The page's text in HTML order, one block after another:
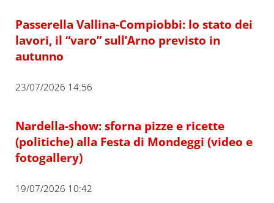
Passerella Vallina-Compiobbi: lo stato dei
lavori, il “varo” sull’Arno previsto in
autunno
23/07/2026 14:56
Nardella-show: sforna pizze e ricette
(politiche) alla Festa di Mondeggi (video e
fotogallery)
19/07/2026 10:42